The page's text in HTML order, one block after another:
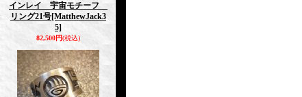
インレイ 宇宙モチーフ
リング21号[MatthewJack3
5]
82,500円(税込)